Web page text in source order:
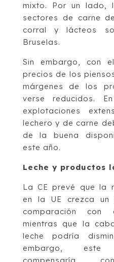
mixto. Por un lado,
sectores de carne
corral y lácteos
Bruselas.
Sin embargo, con
precios de los
márgenes de los
verse reducidos.
explotaciones
lechero y de carne
de la buena
este año.
Leche y productos
La CE prevé que la
en la UE crezca un
comparación
mientras que la
leche podría
embargo, este